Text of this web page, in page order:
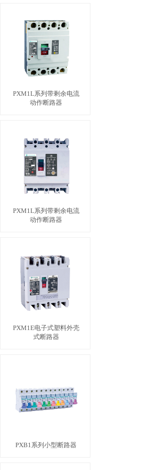
PXM1L系列带剩余电流
动作断路器
PXM1L系列带剩余电流
动作断路器
PXM1E电子式塑料外壳
式断路器
PXB1系列小型断路器